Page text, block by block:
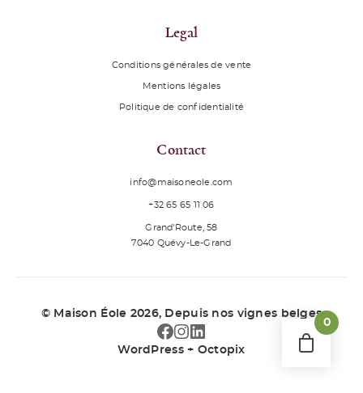
Legal
Conditions générales de vente
Mentions légales
Politique de confidentialité
Contact
info@maisoneole.com
+32 65 65 11 06
Grand’Route, 58
7040 Quévy-Le-Grand
© Maison Éole 2026, Depuis nos vignes belges
WordPress + Octopix
0